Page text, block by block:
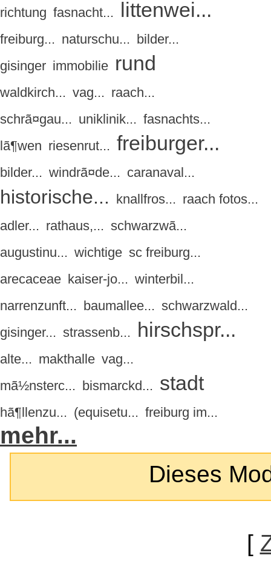
richtung fasnacht... littenwei...
freiburg... naturschu... bilder...
gisinger immobilie rund
waldkirch... vag... raach...
schrã¤gau... uniklinik... fasnachts...
lã¶wen riesenrut... freiburger...
bilder... windrã¤de... caranaval...
historische... knallfros... raach fotos...
adler... rathaus,... schwarzwã...
augustinu... wichtige sc freiburg...
arecaceae kaiser-jo... winterbil...
narrenzunft... baumallee... schwarzwald...
gisinger... strassenb... hirschspr...
alte... makthalle vag...
mã½nsterc... bismarckd... stadt
hã¶llenzu... (equisetu... freiburg im...
mehr...
Dieses
[